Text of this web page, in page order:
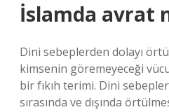
İslamda avrat
Dini sebeplerden dolayı
kimsenin göremeyeceği
bir fıkıh terimi. Dini
sırasında ve dışında